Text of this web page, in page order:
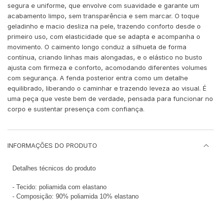
segura e uniforme, que envolve com suavidade e garante um
acabamento limpo, sem transparência e sem marcar. O toque
geladinho e macio desliza na pele, trazendo conforto desde o
primeiro uso, com elasticidade que se adapta e acompanha o
movimento. O caimento longo conduz a silhueta de forma
contínua, criando linhas mais alongadas, e o elástico no busto
ajusta com firmeza e conforto, acomodando diferentes volumes
com segurança. A fenda posterior entra como um detalhe
equilibrado, liberando o caminhar e trazendo leveza ao visual. É
uma peça que veste bem de verdade, pensada para funcionar no
corpo e sustentar presença com confiança.
INFORMAÇÕES DO PRODUTO
Detalhes técnicos do produto
- Tecido: poliamida com elastano
- Composição: 90% poliamida 10% elastano